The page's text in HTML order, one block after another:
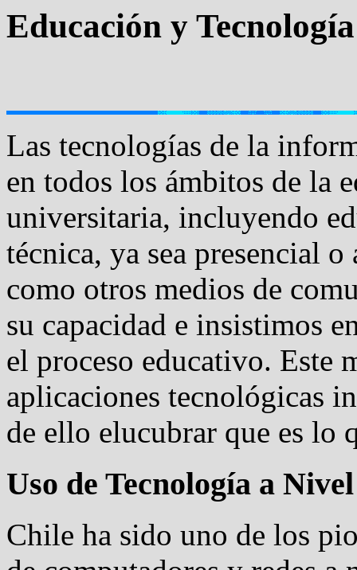
Educación y Tecnología
Las tecnologías de la
en todos los ámbitos de la
universitaria, incluyendo
técnica, ya sea presencial
como otros medios de
su capacidad e insistimos
el proceso educativo. Este
aplicaciones tecnológicas
de ello elucubrar que es lo
Uso de Tecnología a
Chile ha sido uno de los